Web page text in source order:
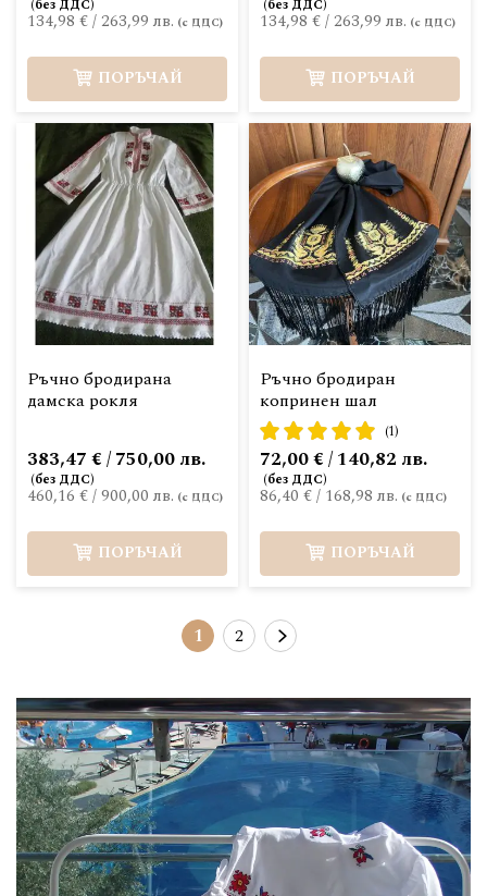
134,98 €/263,99 лв.
ПОРЪЧАЙ
134,98 €/263,99 лв.
ПОРЪЧАЙ
Ръчно бродирана
дамска рокля
460,16 €/900,00 лв.
383,47 € / 750,00 лв.
ПОРЪЧАЙ
Ръчно бродиран
копринен шал
рейтинг:
100%
(1)
86,40 €/ 168,98 лв.
72,00 € / 140,82 лв.
ПОРЪЧАЙ
Страница
В момента четете страница
1 Страница
2 Страница
Следващ